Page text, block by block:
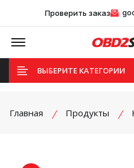
Проверить заказ
Offcanvas Menu Open
ВЫБЕРИТЕ КАТЕГОРИИ
Главная Продукты